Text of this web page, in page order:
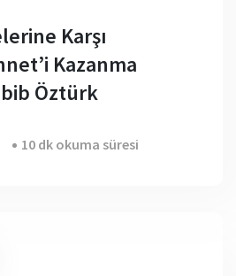
Karşı
Kazanma
Öztürk
10 dk okuma süresi